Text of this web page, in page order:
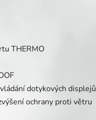
THERMO
dotykových displejů
ochrany proti větru